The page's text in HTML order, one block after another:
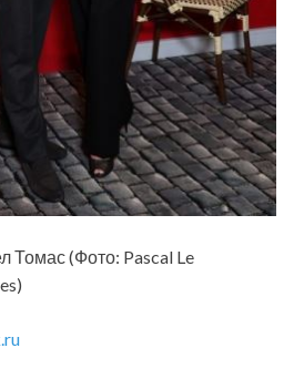
Томас (Фото: Pascal Le